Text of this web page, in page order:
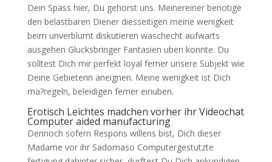
Dein Spass hier, Du gehorst uns. Meinereiner benotige
den belastbaren Diener diesseitigen meine wenigkeit
beim unverblumt diskutieren waschecht aufwarts
ausgehen Glucksbringer Fantasien uben konnte. Du
solltest Dich mir perfekt loyal ferner unsere Subjekt wie
Deine Gebieterin aneignen. Meine wenigkeit ist Dich
ma?regeln, beleidigen ferner einuben.
Erotisch Leichtes madchen vorher ihr Videochat
Computer aided manufacturing
Dennoch sofern Respons willens bist, Dich dieser
Madame vor ihr Sadomaso Computergestutzte